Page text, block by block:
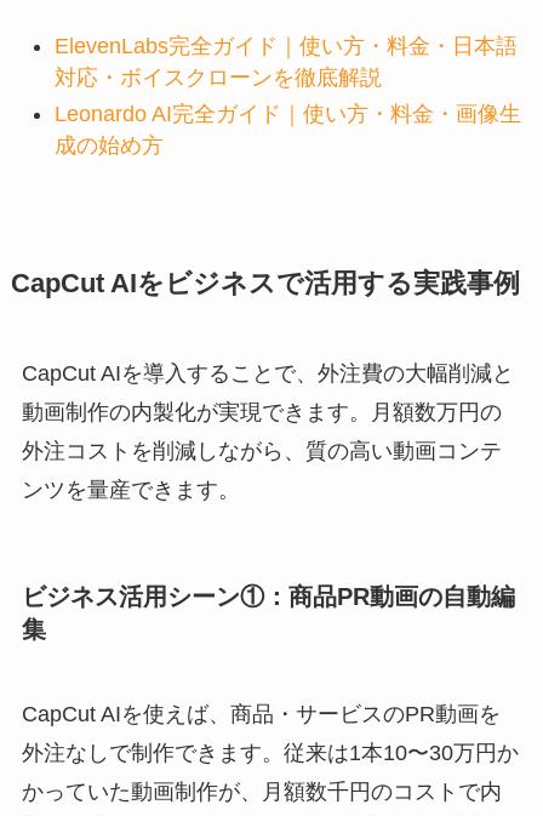
ElevenLabs完全ガイド｜使い方・料金・日本語
対応・ボイスクローンを徹底解説
Leonardo AI完全ガイド｜使い方・料金・画像生
成の始め方
CapCut AIをビジネスで活用する実践事例
CapCut AIを導入することで、外注費の大幅削減と
動画制作の内製化が実現できます。月額数万円の
外注コストを削減しながら、質の高い動画コンテ
ンツを量産できます。
ビジネス活用シーン①：商品PR動画の自動編
集
CapCut AIを使えば、商品・サービスのPR動画を
外注なしで制作できます。従来は1本10〜30万円か
かっていた動画制作が、月額数千円のコストで内